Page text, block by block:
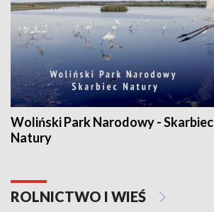
Woliński Park Narodowy - Skarbiec
Natury
ROLNICTWO I WIEŚ